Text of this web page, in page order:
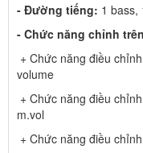
- Đường tiếng: 1 bass,
- Chức năng chỉnh
+ Chức năng điều
volume
+ Chức năng điều
m.vol
+ Chức năng điều